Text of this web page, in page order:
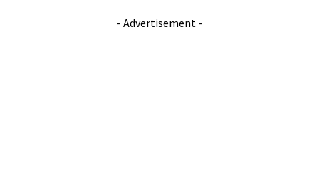
- Advertisement -